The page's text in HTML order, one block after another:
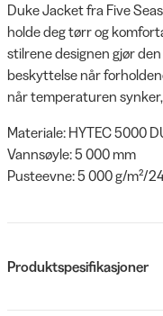
Duke Jacket fra Five
holde deg tørr og
stilrene designen gjør
beskyttelse når
når temperaturen
Materiale: HYTEC 5000
Vannsøyle: 5 000 mm
Pusteevne: 5 000 g/m²/
Produktspesifikasjoner